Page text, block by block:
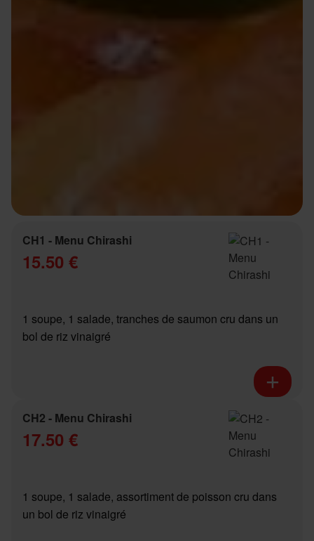
CH1 - Menu Chirashi
15.50 €
1 soupe, 1 salade, tranches de saumon cru dans un
bol de riz vinaigré
CH2 - Menu Chirashi
17.50 €
1 soupe, 1 salade, assortiment de poisson cru dans
un bol de riz vinaigré